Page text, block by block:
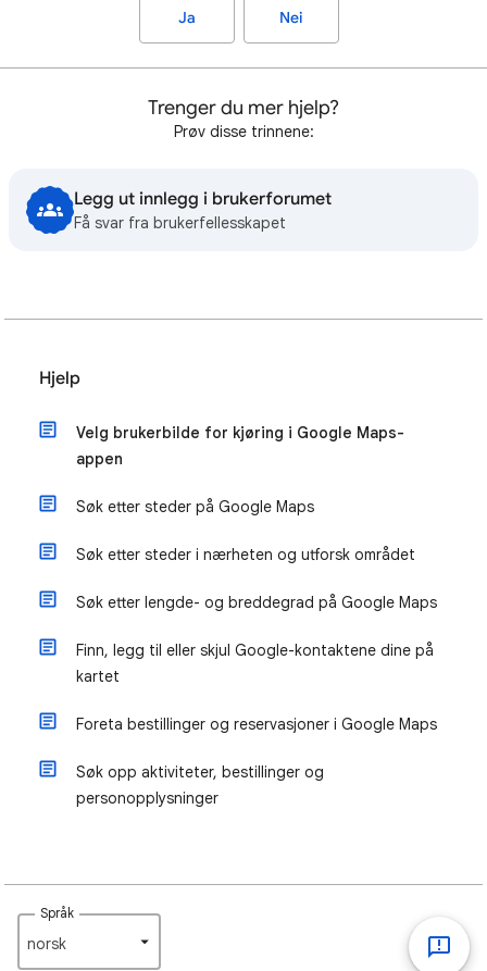
Ja Nei
Trenger du mer hjelp?
Prøv disse trinnene:
Legg ut innlegg i brukerforumet
Få svar fra brukerfellesskapet
Hjelp
Velg brukerbilde for kjøring i Google Maps-
appen
Søk etter steder på Google Maps
Søk etter steder i nærheten og utforsk området
Søk etter lengde- og breddegrad på Google Maps
Finn, legg til eller skjul Google-kontaktene dine på
kartet
Foreta bestillinger og reservasjoner i Google Maps
Søk opp aktiviteter, bestillinger og
personopplysninger
Språk
norsk‎